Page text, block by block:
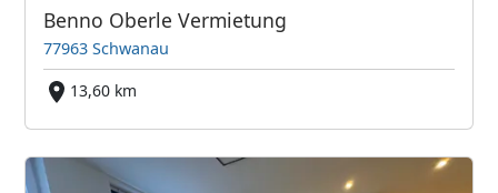
Benno Oberle Vermietung
77963 Schwanau
13,60 km